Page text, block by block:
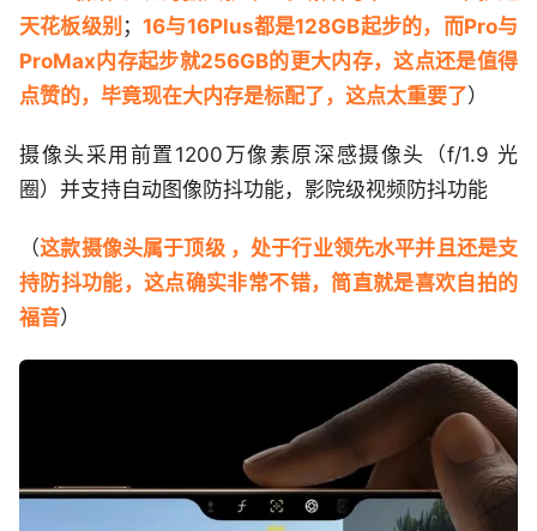
天花板级别 ；16与16Plus都是128GB起步的，而Pro与
ProMax内存起步就256GB的更大内存，这点还是值得
点赞的，毕竟现在大内存是标配了，这点太重要了）
摄像头采用前置1200万像素原深感摄像头（f/1.9 光
圈）并支持自动图像防抖功能，影院级视频防抖功能
（这款摄像头属于顶级 ，处于行业领先水平并且还是支
持防抖功能，这点确实非常不错，简直就是喜欢自拍的
福音）